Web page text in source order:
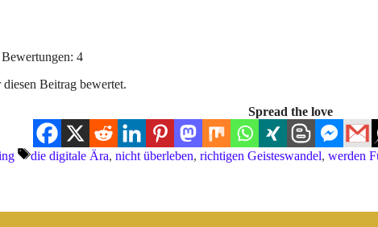
4
Beitrag bewertet.
Spread the love
Schlagwörter
die digitale Ära, nicht überleben, richtigen Geisteswandel, werden